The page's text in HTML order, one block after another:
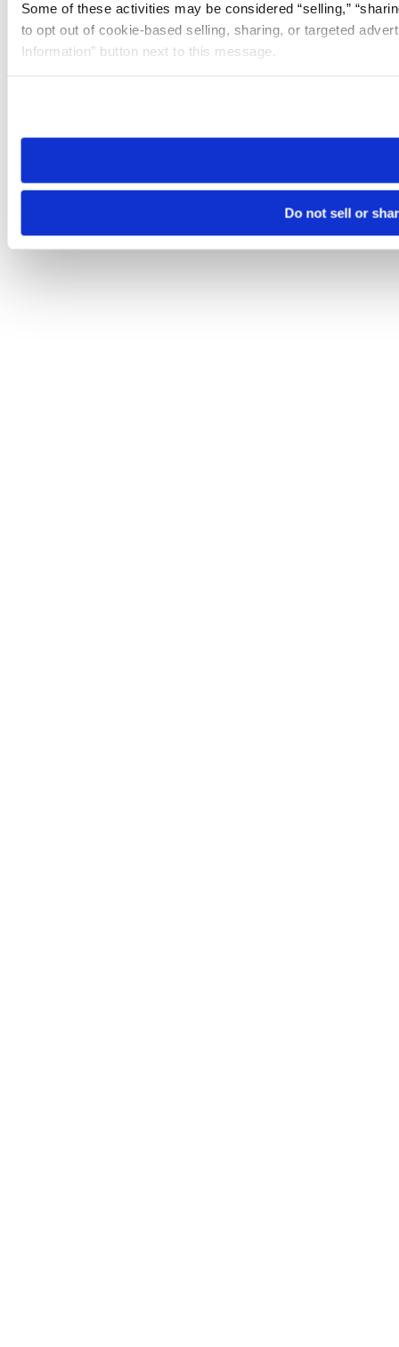
Some of these activities may be considered “selling,”
to opt out of cookie-based selling, sharing, or targeted
Information” button next to this message.
need to be set again.
Do not sell or